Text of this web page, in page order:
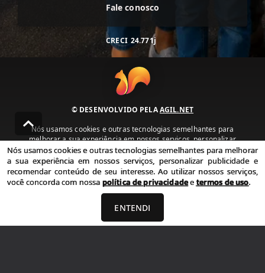
Fale conosco
CRECI 24.771j
© DESENVOLVIDO PELAAGIL.NET
Nós usamos cookies e outras tecnologias semelhantes para
melhorar a sua experiência em nossos serviços, personalizar
publicidade e recomendar conteúdo de seu interesse. Ao utilizar
nossos serviços, você concorda com nossa política de privacidade e
termos de uso.
Política de Privacidade Termos de uso
Nós usamos cookies e outras tecnologias semelhantes para melhorar
a sua experiência em nossos serviços, personalizar publicidade e
recomendar conteúdo de seu interesse. Ao utilizar nossos serviços,
você concorda com nossa política de privacidadeetermos de uso.
ENTENDI